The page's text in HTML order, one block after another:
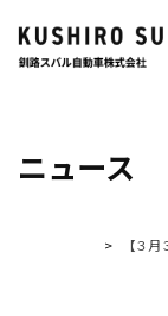
ニュース
【３